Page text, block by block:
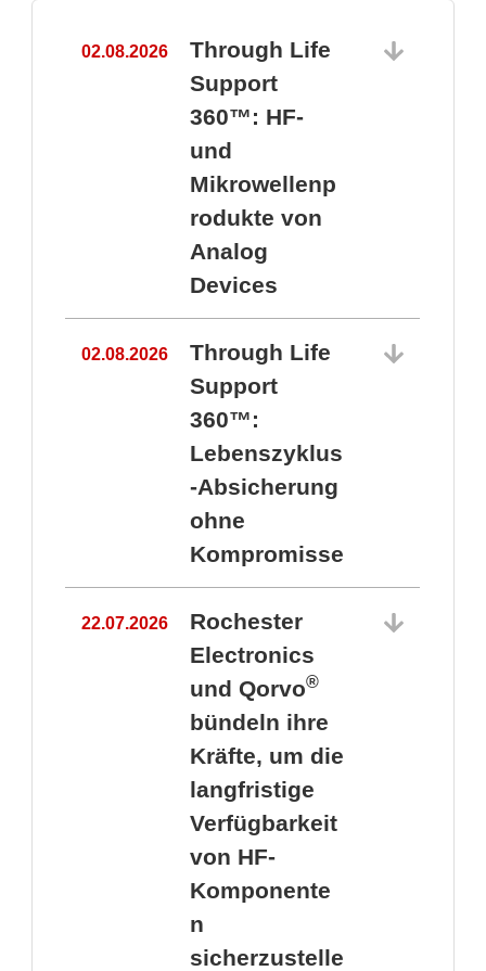
02.08.2026
Through Life
Support
360™: HF-
und
Mikrowellenp
rodukte von
Analog
Devices
02.08.2026
Through Life
Support
360™:
Lebenszyklus
-Absicherung
ohne
Kompromisse
22.07.2026
Rochester
Electronics
und Qorvo®
bündeln ihre
Kräfte, um die
langfristige
Verfügbarkeit
von HF-
Komponente
n
sicherzustelle